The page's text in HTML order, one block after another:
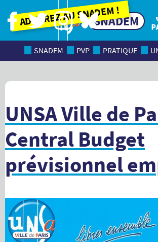
Adhérez au SNADEM !
SNADEM
SNADEM PVP PRATIQUE
UNSA Ville de
Central Budget
prévisionnel